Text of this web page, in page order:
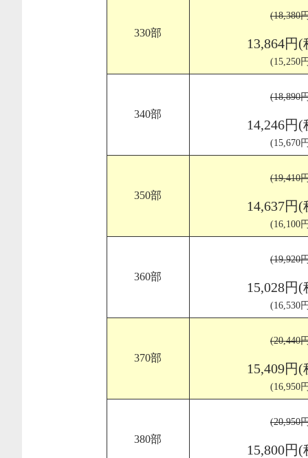
330部
(18,380
13,864円
(15,250
340部
(18,890
14,246円
(15,670
350部
(19,410
14,637円
(16,100
360部
(19,920
15,028円
(16,530
370部
(20,440
15,409円
(16,950
380部
(20,950
15,800円